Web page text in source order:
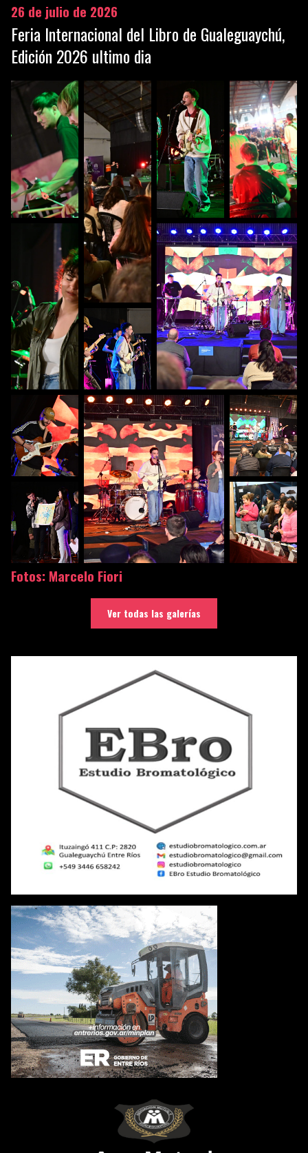
26 de julio de 2026
Feria Internacional del Libro de Gualeguaychú,
Edición 2026 ultimo dia
Fotos: Marcelo Fiori
Ver todas las galerías